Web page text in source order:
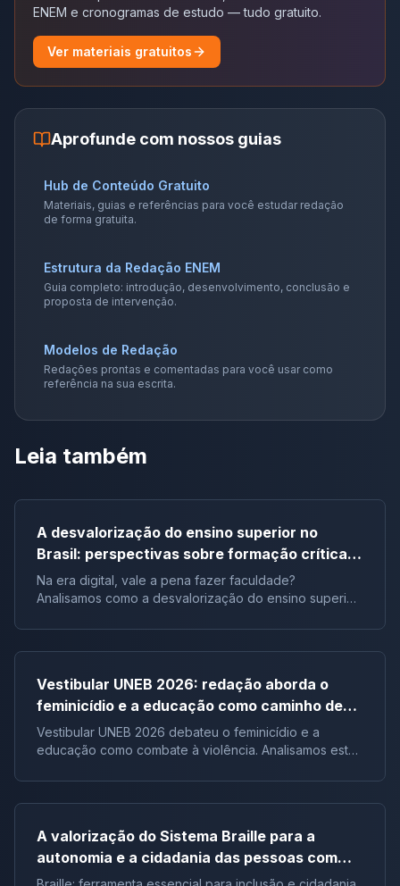
ENEM e cronogramas de estudo — tudo gratuito.
Ver materiais gratuitos
Aprofunde com nossos guias
Hub de Conteúdo Gratuito
Materiais, guias e referências para você estudar redação
de forma gratuita.
Estrutura da Redação ENEM
Guia completo: introdução, desenvolvimento, conclusão e
proposta de intervenção.
Modelos de Redação
Redações prontas e comentadas para você usar como
referência na sua escrita.
Leia também
A desvalorização do ensino superior no
Brasil: perspectivas sobre formação crítica e
influência digital |Tema de redação
Na era digital, vale a pena fazer faculdade?
Analisamos como a desvalorização do ensino superior
Brasil.
Vestibular UNEB 2026: redação aborda o
feminicídio e a educação como caminho de
combate à violência
Vestibular UNEB 2026 debateu o feminicídio e a
educação como combate à violência. Analisamos este
para futuras pautas sociais.
A valorização do Sistema Braille para a
autonomia e a cidadania das pessoas com
deficiência visual no Brasil |Tema de redação